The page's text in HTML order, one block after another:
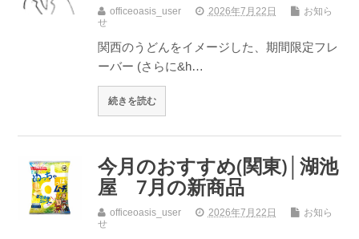
officeoasis_user 2026年7月22日
お知ら
せ
関西のうどんをイメージした、期間限定フレ
ーバー (さらに&h…
続きを読む
今月のおすすめ(関東)│湖池
屋 7月の新商品
officeoasis_user 2026年7月22日
お知ら
せ